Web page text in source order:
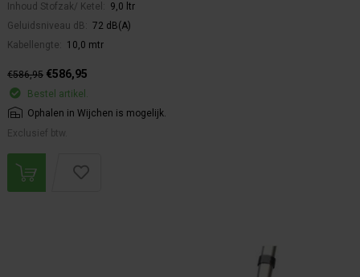
Inhoud Stofzak/ Ketel:
9,0 ltr
Geluidsniveau dB:
72 dB(A)
Kabellengte:
10,0 mtr
€586,95 €586,95
Bestel artikel.
Ophalen in Wijchen is mogelijk.
Exclusief btw.